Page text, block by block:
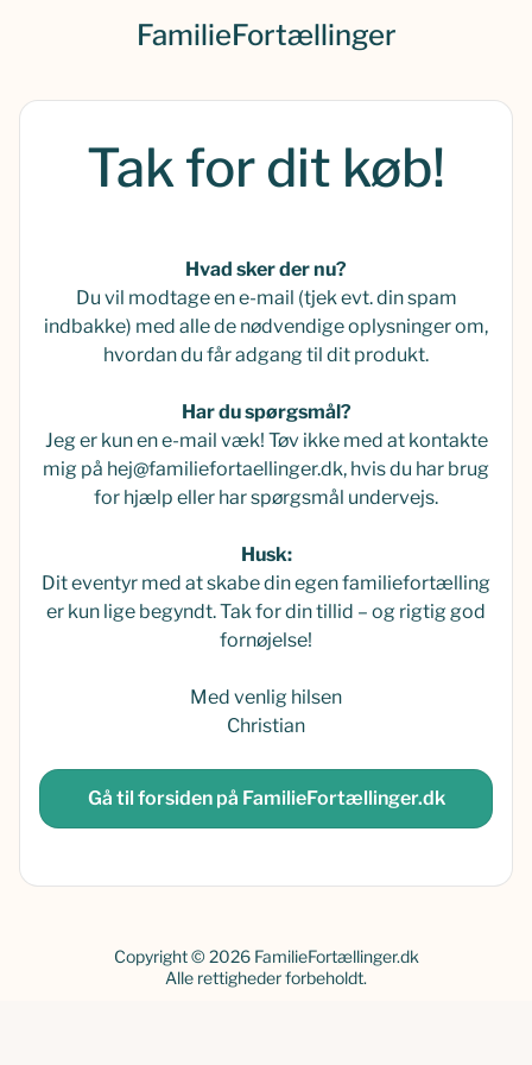
FamilieFortællinger
Tak for dit køb!
Hvad sker der nu?
Du vil modtage en e-mail (tjek evt. din spam
indbakke) med alle de nødvendige oplysninger om,
hvordan du får adgang til dit produkt.
Har du spørgsmål?
Jeg er kun en e-mail væk! Tøv ikke med at kontakte
mig på hej@familiefortaellinger.dk, hvis du har brug
for hjælp eller har spørgsmål undervejs.
Husk:
Dit eventyr med at skabe din egen familiefortælling
er kun lige begyndt. Tak for din tillid – og rigtig god
fornøjelse!
Med venlig hilsen
Christian
Gå til forsiden på FamilieFortællinger.dk
Copyright © 2026 FamilieFortællinger.dk
Alle rettigheder forbeholdt.